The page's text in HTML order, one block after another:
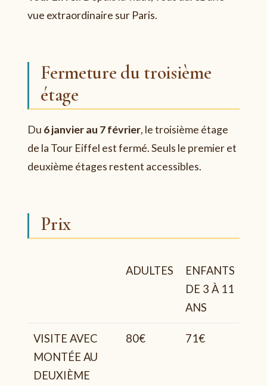
vue extraordinaire sur Paris.
Fermeture du troisième
étage
Du 6 janvier au 7 février, le troisième étage
de la Tour Eiffel est fermé. Seuls le premier et
deuxième étages restent accessibles.
Prix
ADULTES
ENFANTS
DE 3 À 11
ANS
VISITE AVEC
MONTÉE AU
DEUXIÈME
80€ 71€